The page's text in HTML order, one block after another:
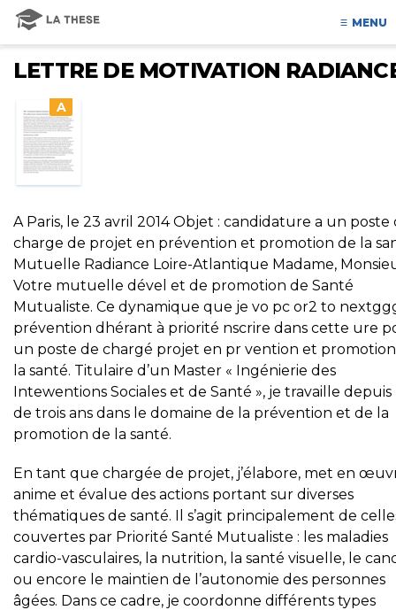
MENU
LETTRE DE MOTIVATION
A
A Paris, le 23 avril 2014 Objet : candidature a un poste
charge de projet en prévention et promotion de la
Mutuelle Radiance Loire-Atlantique Madame,
Votre mutuelle dével et de promotion de Santé
Mutualiste. Ce dynamique que je vo pc or2 to
prévention dhérant à priorité nscrire dans cette ure
un poste de chargé projet en pr vention et
la santé. Titulaire d’un Master « Ingénierie des
Intewentions Sociales et de Santé », je travaille
de trois ans dans le domaine de la prévention et de la
promotion de la santé.
En tant que chargée de projet, j’élabore, met en
anime et évalue des actions portant sur diverses
thématiques de santé. Il s’agit principalement de
couvertes par Priorité Santé Mutualiste : les maladies
cardio-vasculaires, la nutrition, la santé visuelle, le
ou encore le maintien de l’autonomie des personnes
âgées. Dans ce cadre, je coordonne différents types